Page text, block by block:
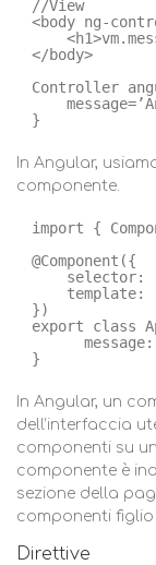
//View
<body ng-
</body>
Controller
}
In Angular,
componente.
import {
template:
})
export class
}
In Angular, un
dell’interfaccia
componenti su
componente è
sezione della
componenti
Direttive